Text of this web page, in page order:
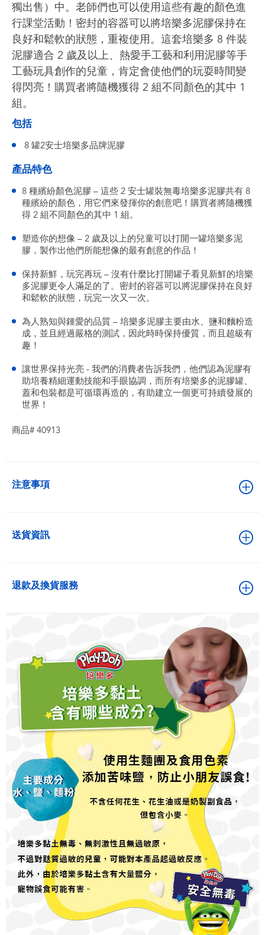
獨出售）中。老師們也可以使用這些有趣的顏色進
行課堂活動！密封的容器可以將培樂多泥膠保持在
良好和鬆軟的狀態，重複使用。這套培樂多 8 件裝
泥膠適合 2 歲及以上、熱愛手工藝和利用泥膠等手
工藝玩具創作的兒童，肯定會使他們的玩耍時間變
得閃亮！購買者將隨機獲得 2 組不同顏色的其中 1
組。
包括
8 罐2安士培樂多品牌泥膠
產品特色
8 種繽紛顏色泥膠 – 這些 2 安士罐裝無毒培樂多泥膠共有 8
種繽紛的顏色，用它們來發揮你的創意吧！購買者將隨機獲
得 2 組不同顏色的其中 1 組。
塑造你的想像 – 2 歲及以上的兒童可以打開一罐培樂多泥
膠，製作出他們所能想像的最有創意的作品！
保持新鮮，玩完再玩 – 沒有什麼比打開罐子看見新鮮的培樂
多泥膠更令人滿足的了。密封的容器可以將泥膠保持在良好
和鬆軟的狀態，玩完一次又一次。
為人熟知與鍾愛的品質 – 培樂多泥膠主要由水、鹽和麵粉造
成，並且經過嚴格的測試，因此時時保持優質，而且超級有
趣！
讓世界保持光亮 - 我們的消費者告訴我們，他們認為泥膠有
助培養精細運動技能和手眼協調，而所有培樂多的泥膠罐、
蓋和包裝都是可循環再造的，有助建立一個更可持續發展的
世界！
商品# 40913
注意事項
送貨資訊
退款及換貨服務